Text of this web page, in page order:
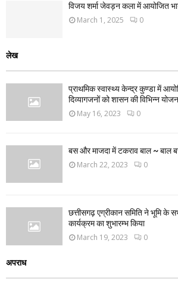
विजय शर्मा जेवड़न कला में आयोजित
March 1, 2025 0
लेख
प्राथमिक स्वास्थ्य केन्द्र कुण्डा में
दिव्यागजनों को शासन की विभिन्न
May 16, 2023 0
बस और माजदा में टकराव बाल ~ बाल
March 22, 2023 0
छत्तीसगढ़ एग्रीकान समिति ने भूमि के
कार्यक्रम का शुभारम्भ किया
March 19, 2023 0
अपराध